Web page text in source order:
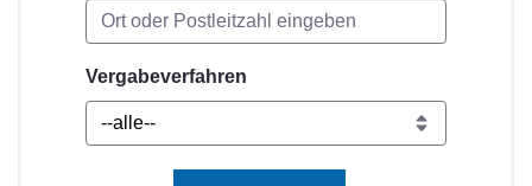
Vergabeverfahren